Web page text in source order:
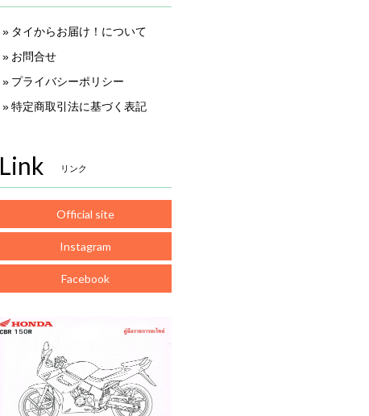
タイからお届け！について
お問合せ
プライバシーポリシー
特定商取引法に基づく表記
Link リンク
Official site
Instagram
Facebook